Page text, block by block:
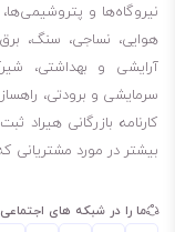
شما موجود هست یا نه،
بگیرید.
210 لیتری
برای طولانی شدن عمر
مسقف نگهداری شود. به
نیروگاه‌ها و
هوایی، نساجی، سنگ،
آرایشی و بهداشتی،
سرمایشی و برودتی،
کارنامه بازرگانی هیراد
بیشتر در مورد مشتریانی
ما را در شبکه های